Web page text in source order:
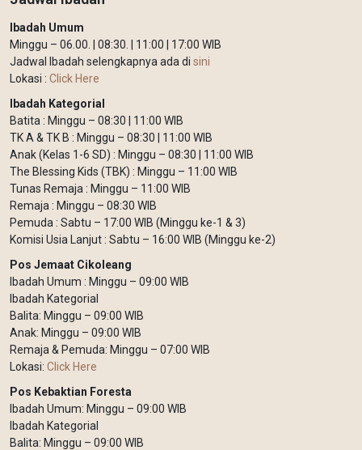
Ibadah Umum
Minggu – 06.00. | 08:30. | 11:00 | 17:00 WIB
Jadwal Ibadah selengkapnya ada di sini
Lokasi : Click Here
Ibadah Kategorial
Batita : Minggu – 08:30 | 11:00 WIB
TK A & TK B : Minggu – 08:30 | 11:00 WIB
Anak (Kelas 1-6 SD) : Minggu – 08:30 | 11:00 WIB
The Blessing Kids (TBK) : Minggu – 11:00 WIB
Tunas Remaja : Minggu – 11:00 WIB
Remaja : Minggu – 08:30 WIB
Pemuda : Sabtu – 17:00 WIB (Minggu ke-1 & 3)
Komisi Usia Lanjut : Sabtu – 16:00 WIB (Minggu ke-2)
Pos Jemaat Cikoleang
Ibadah Umum : Minggu – 09:00 WIB
Ibadah Kategorial
Balita: Minggu – 09:00 WIB
Anak: Minggu – 09:00 WIB
Remaja & Pemuda: Minggu – 07:00 WIB
Lokasi: Click Here
Pos Kebaktian Foresta
Ibadah Umum: Minggu – 09:00 WIB
Ibadah Kategorial
Balita: Minggu – 09:00 WIB